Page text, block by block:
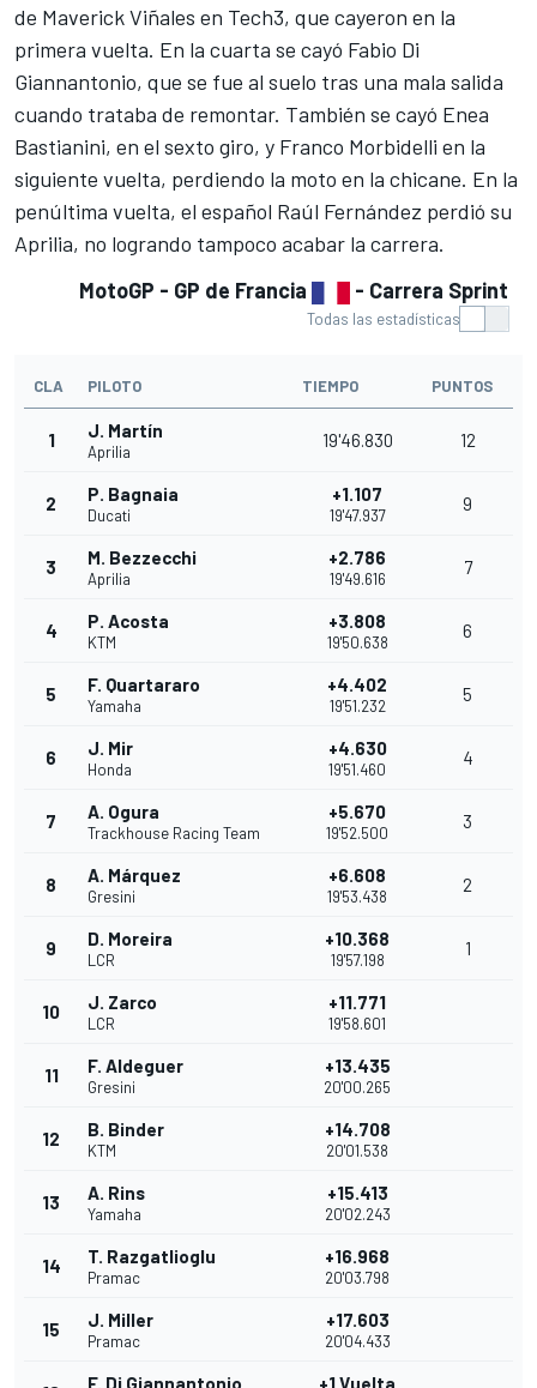
de Maverick Viñales en Tech3, que cayeron en la
primera vuelta. En la cuarta se cayó Fabio Di
Giannantonio, que se fue al suelo tras una mala salida
cuando trataba de remontar. También se cayó Enea
Bastianini, en el sexto giro, y Franco Morbidelli en la
siguiente vuelta, perdiendo la moto en la chicane. En la
penúltima vuelta, el español Raúl Fernández perdió su
Aprilia, no logrando tampoco acabar la carrera.
MotoGP - GP de Francia
- Carrera Sprint
Todas las estadísticas
CLA PILOTO TIEMPO PUNTOS
1 J. Martín
Aprilia
19'46.830 12
2 P. Bagnaia
Ducati
+1.107
19'47.937
9
3 M. Bezzecchi
Aprilia
+2.786
19'49.616
7
4 P. Acosta
KTM
+3.808
19'50.638
6
5 F. Quartararo
Yamaha
+4.402
19'51.232
5
6 J. Mir
Honda
+4.630
19'51.460
4
7 A. Ogura
Trackhouse Racing Team
+5.670
19'52.500
3
8 A. Márquez
Gresini
+6.608
19'53.438
2
9 D. Moreira
LCR
+10.368
19'57.198
1
10 J. Zarco
LCR
+11.771
19'58.601
11 F. Aldeguer
Gresini
+13.435
20'00.265
12 B. Binder
KTM
+14.708
20'01.538
13 A. Rins
Yamaha
+15.413
20'02.243
14 T. Razgatlioglu
Pramac
+16.968
20'03.798
15 J. Miller
Pramac
+17.603
20'04.433